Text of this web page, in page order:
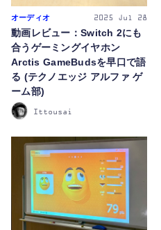
オーディオ 2025 Jul 28
動画レビュー：Switch 2にも
合うゲーミングイヤホン
Arctis GameBudsを早口で語
る (テクノエッジ アルファ ゲ
ーム部)
Ittousai